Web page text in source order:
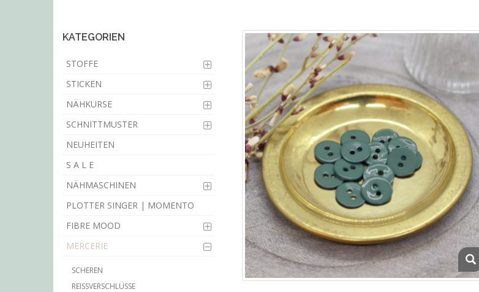
KATEGORIEN
STOFFE
STICKEN
NÄHKURSE
SCHNITTMUSTER
NEUHEITEN
S A L E
NÄHMASCHINEN
PLOTTER SINGER | MOMENTO
FIBRE MOOD
MERCERIE
SCHEREN
REISSVERSCHLÜSSE